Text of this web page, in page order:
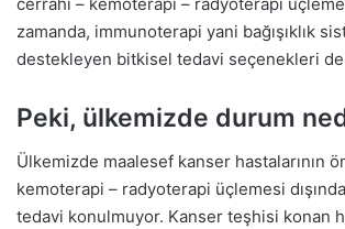
zamanda, immunoterapi yani bağışıklık
destekleyen bitkisel tedavi seçenekleri
Peki, ülkemizde durum
Ülkemizde maalesef kanser hastalarının
kemoterapi – radyoterapi üçlemesi
tedavi konulmuyor. Kanser teşhisi konan